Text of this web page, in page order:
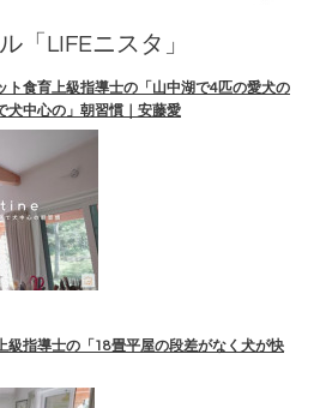
「LIFEニスタ」
ト食育上級指導士の「山中湖で4匹の愛犬の
犬中心の」朝習慣｜安藤愛
級指導士の「18畳平屋の段差がなく犬が快